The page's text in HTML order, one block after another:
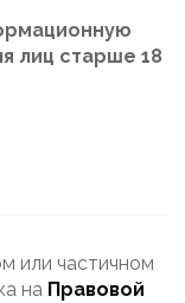
лиц старше 18
или частичном
на Правовой